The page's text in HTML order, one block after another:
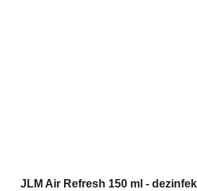
JLM Air Refresh 150 ml -